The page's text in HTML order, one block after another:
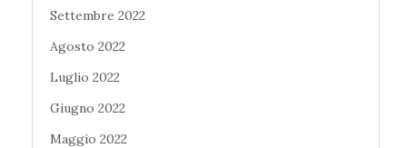
Settembre 2022
Agosto 2022
Luglio 2022
Giugno 2022
Maggio 2022